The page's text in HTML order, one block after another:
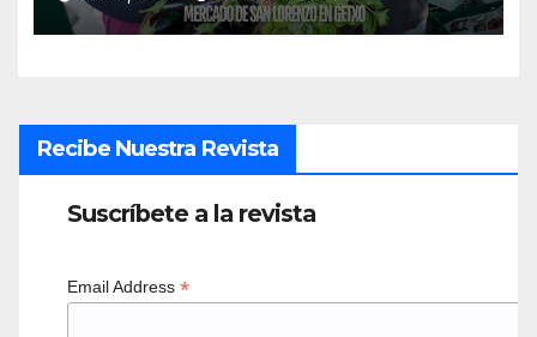
Recibe Nuestra Revista
Suscríbete a la revista
Email Address *